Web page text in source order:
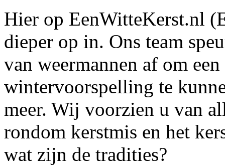
Hier op EenWitteKerst.nl
dieper op in. Ons team
van weermannen af om
wintervoorspelling te
meer. Wij voorzien u van
rondom kerstmis en het
wat zijn de tradities?